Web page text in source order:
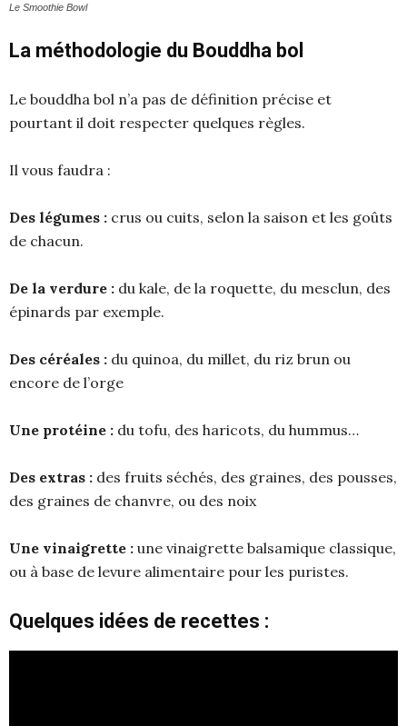
Le Smoothie Bowl
La méthodologie du Bouddha bol
Le bouddha bol n’a pas de définition précise et
pourtant il doit respecter quelques règles.
Il vous faudra :
Des légumes : crus ou cuits, selon la saison et les goûts
de chacun.
De la verdure : du kale, de la roquette, du mesclun, des
épinards par exemple.
Des céréales : du quinoa, du millet, du riz brun ou
encore de l’orge
Une protéine : du tofu, des haricots, du hummus…
Des extras : des fruits séchés, des graines, des pousses,
des graines de chanvre, ou des noix
Une vinaigrette : une vinaigrette balsamique classique,
ou à base de levure alimentaire pour les puristes.
Quelques idées de recettes :